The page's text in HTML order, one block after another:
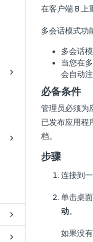
在客户端 B 上
多会话模式功
多会话
当您在
会自动
必备条件
管理员必须为
已发布应用程
档。
步骤
连接到
单击桌
动。
如果没